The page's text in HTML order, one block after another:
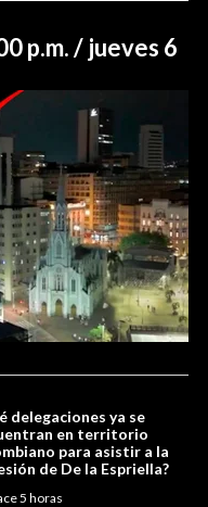
p.m. / jueves 6
delegaciones ya se
en territorio
para asistir a la
de De la Espriella?
5 horas